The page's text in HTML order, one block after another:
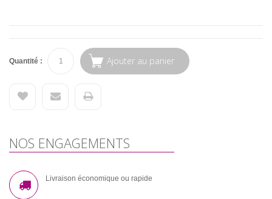
Quantité : Ajouter au panier
NOS ENGAGEMENTS
Livraison économique ou rapide